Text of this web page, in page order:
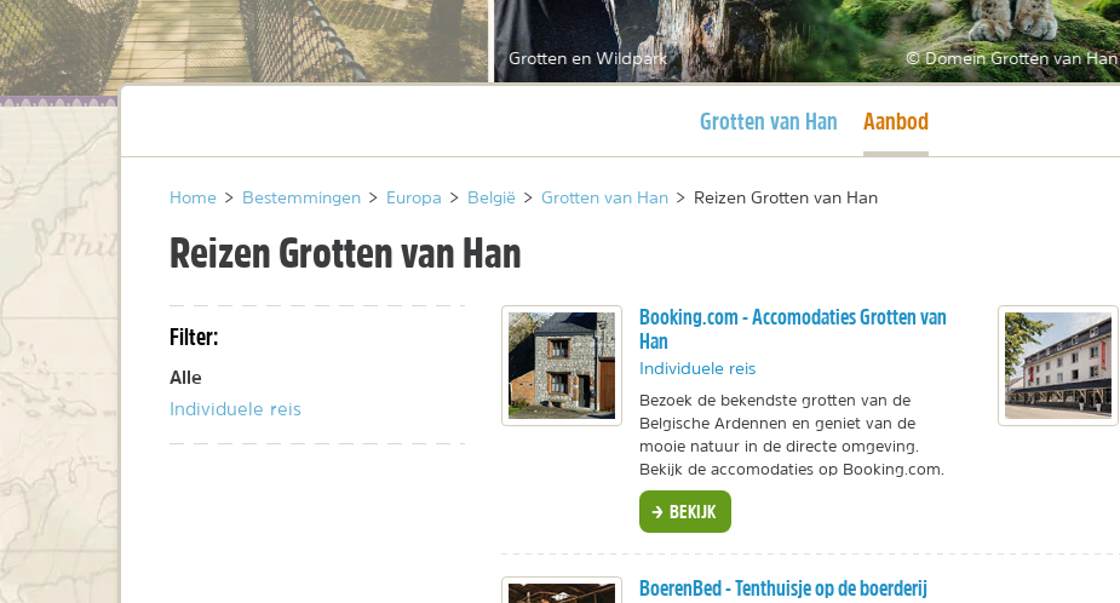
Grotten en Wildpark © Domein Grotten van Han
Huidige pagina
Grotten van Han Huidige pagina
Aanbod
Home > Bestemmingen > Europa > België > Grotten van Han > Reizen Grotten van Han
Reizen Grotten van Han
Filter:
Alle
Individuele reis
Booking.com - Accomodaties Grotten van
Han
Individuele reis
Bezoek de bekendste grotten van de
Belgische Ardennen en geniet van de
mooie natuur in de directe omgeving.
Bekijk de accomodaties op Booking.com.
BEKIJK
BoerenBed - Tenthuisje op de boerderij